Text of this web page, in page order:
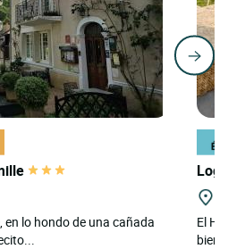
en lo hondo de una cañada
El